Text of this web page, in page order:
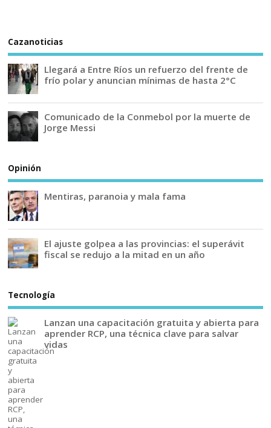
Cazanoticias
Llegará a Entre Ríos un refuerzo del frente de
frío polar y anuncian mínimas de hasta 2°C
Comunicado de la Conmebol por la muerte de
Jorge Messi
Opinión
Mentiras, paranoia y mala fama
El ajuste golpea a las provincias: el superávit
fiscal se redujo a la mitad en un año
Tecnología
Lanzan una capacitación gratuita y abierta para
aprender RCP, una técnica clave para salvar
vidas